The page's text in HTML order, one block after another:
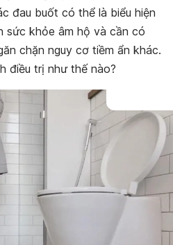
đau buốt có thể là biểu hiện
sức khỏe âm hộ và cần có
chặn nguy cơ tiềm ẩn khác.
điều trị như thế nào?